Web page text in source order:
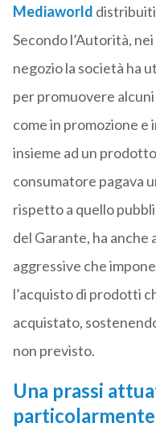
Mediaworld
Secondo l’Autorità,
negozio la società ha
per promuovere
come in promozione
insieme ad un
consumatore pagava
rispetto a quello
del Garante, ha
aggressive che
l’acquisto di prodotti
acquistato,
non previsto.
Una prassi